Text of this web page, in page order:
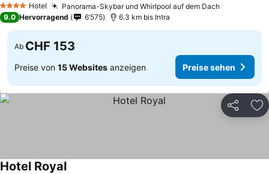
4 Sterne Hotel Panorama-Skybar und Whirlpool auf dem Dach
9.0 Hervorragend 6’575 6.3 km bis Intra
Ab CHF 153
Preise von 15 Websites anzeigen Preise sehen
Teilen
Hotel Royal